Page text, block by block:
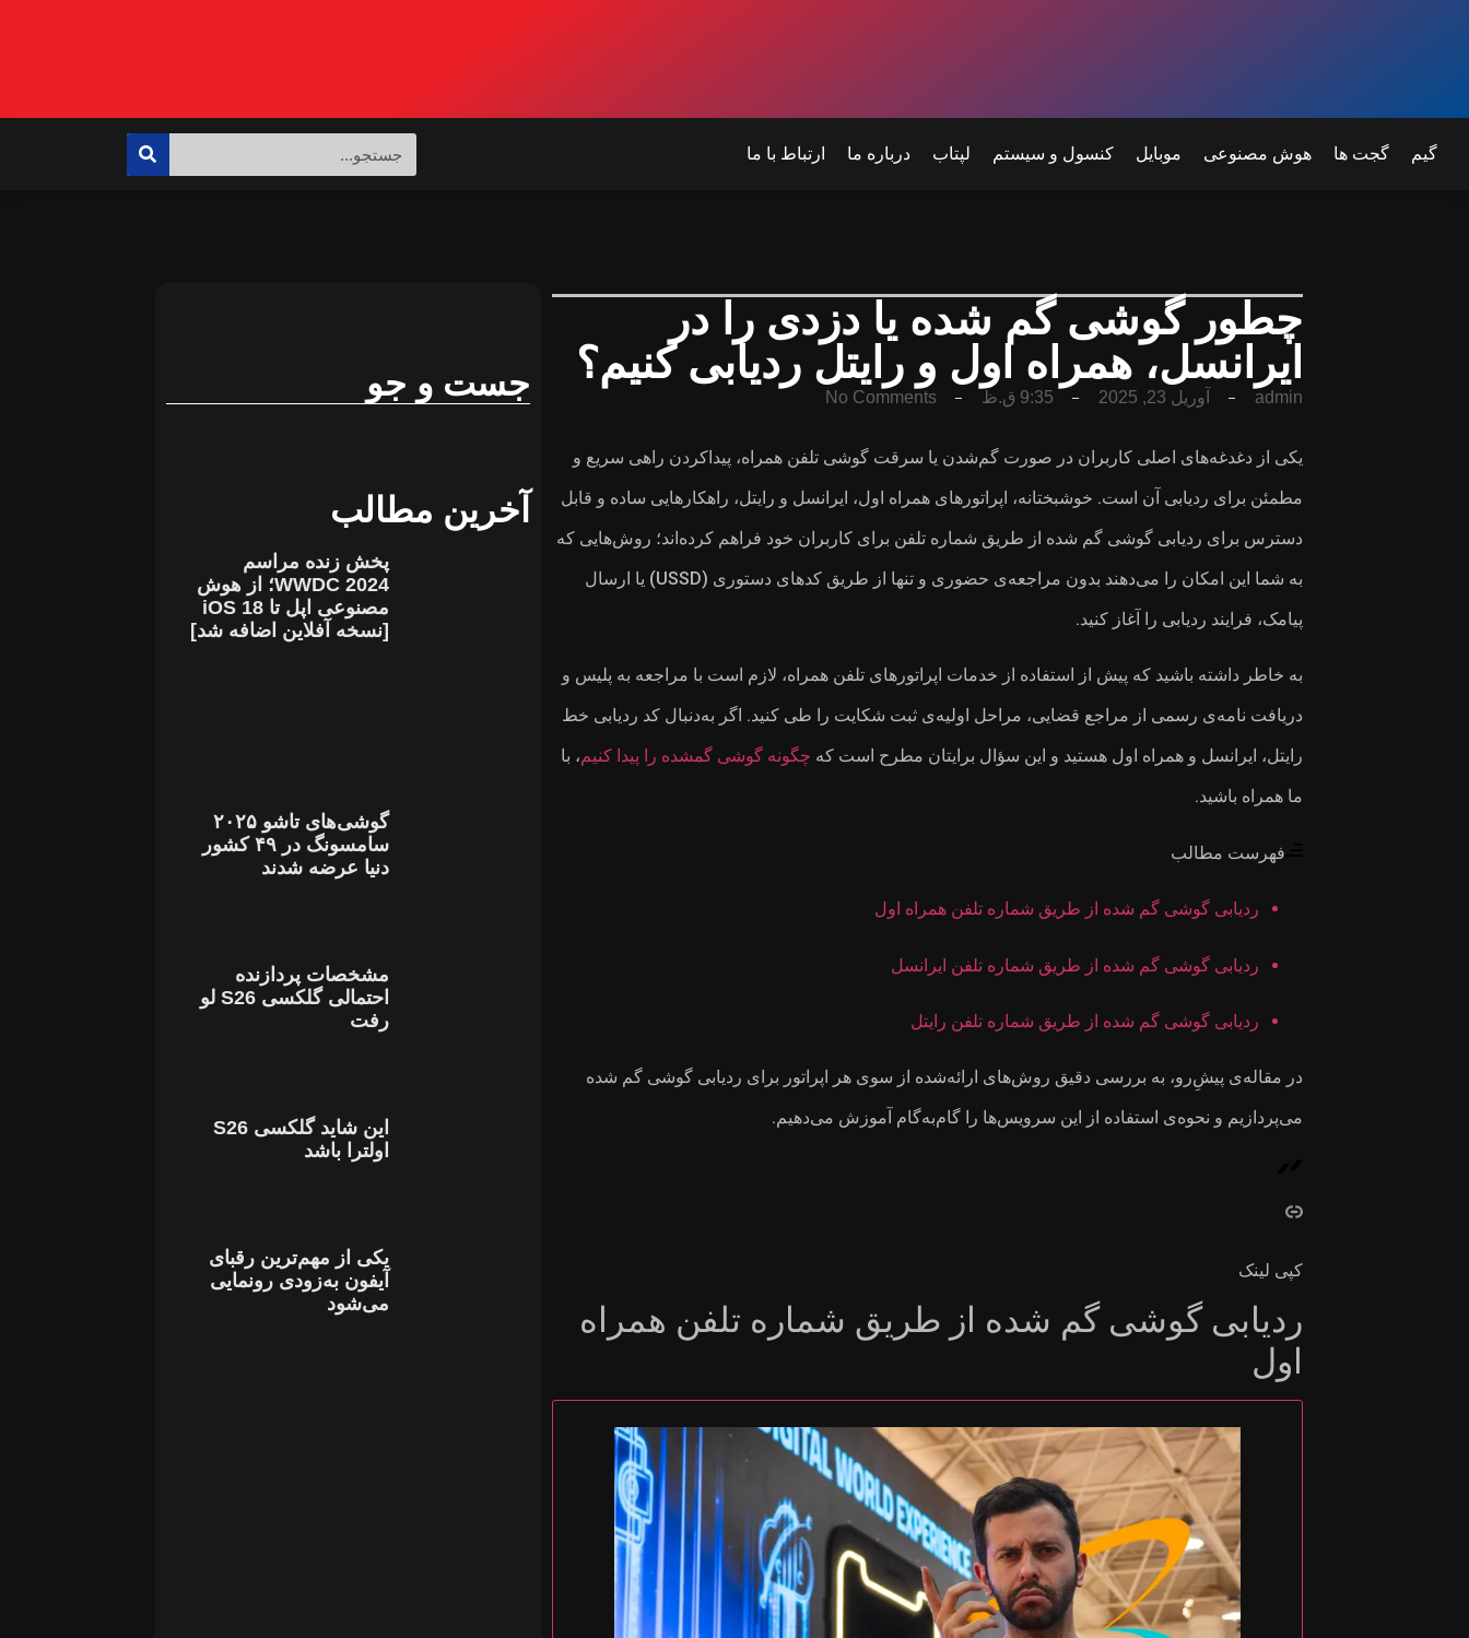
گیم گجت ها هوش مصنوعی موبایل کنسول و سیستم لپتاب درباره ما ارتباط با ما
جست و جو
آخرین مطالب
پخش زنده مراسم
WWDC 2024؛ از هوش
مصنوعی اپل تا iOS 18
[نسخه آفلاین اضافه شد]
گوشی‌های تاشو ۲۰۲۵
سامسونگ در ۴۹ کشور
دنیا عرضه شدند
مشخصات پردازنده
احتمالی گلکسی S26 لو
رفت
این شاید گلکسی S26
اولترا باشد
یکی از مهم‌ترین رقبای
آیفون به‌زودی رونمایی
می‌شود
چطور گوشی گم شده یا دزدی را در
ایرانسل، همراه اول و رایتل ردیابی کنیم؟
admin آوریل 23, 2025 9:35 ق.ظ No Comments
یکی از دغدغه‌های اصلی کاربران در صورت گم‌شدن یا سرقت گوشی تلفن همراه، پیداکردن راهی سریع و
مطمئن برای ردیابی آن است. خوشبختانه، اپراتورهای همراه اول، ایرانسل و رایتل، راهکارهایی ساده و قابل‌
دسترس برای ردیابی گوشی گم‌ شده از طریق شماره تلفن برای کاربران خود فراهم کرده‌اند؛ روش‌هایی که
به شما این امکان را می‌دهند بدون مراجعه‌ی حضوری و تنها از طریق کدهای دستوری (USSD) یا ارسال
پیامک، فرایند ردیابی را آغاز کنید.
به‌ خاطر داشته باشید که پیش‌ از استفاده از خدمات اپراتورهای تلفن همراه، لازم است با مراجعه به پلیس و
دریافت نامه‌ی رسمی از مراجع قضایی، مراحل اولیه‌ی ثبت شکایت را طی کنید. اگر به‌دنبال کد ردیابی خط
رایتل، ایرانسل و همراه اول هستید و این سؤال برایتان مطرح است که چگونه گوشی گمشده را پیدا کنیم، با
ما همراه باشید.
فهرست مطالب
ردیابی گوشی گم شده از طریق شماره تلفن همراه اول
ردیابی گوشی گم شده از طریق شماره تلفن ایرانسل
ردیابی گوشی گم شده از طریق شماره تلفن رایتل
در مقاله‌ی پیش‌ِ‌رو، به بررسی دقیق روش‌های ارائه‌شده از سوی هر اپراتور برای ردیابی گوشی‌ گم شده
می‌پردازیم و نحوه‌ی استفاده از این سرویس‌ها را گام‌به‌گام آموزش می‌دهیم.
کپی لینک
ردیابی گوشی گم شده از طریق شماره تلفن همراه
اول